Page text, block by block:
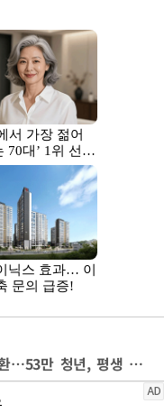
'취업 실패→관계 단절→은둔' 악순환…53만 청년, 평생 고립 우려[미래세대가 병들고 있다⑥]